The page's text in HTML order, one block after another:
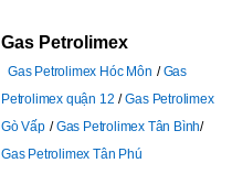
Gas Petrolimex
Gas Petrolimex Hóc Môn
Gas
Petrolimex quận 12
Gas Petrolimex
Gò Vấp
Gas Petrolimex Tân Bình
Gas Petrolimex Tân Phú